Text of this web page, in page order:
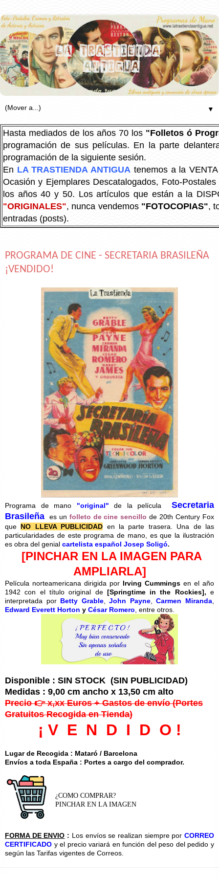
▼
Hasta mediados de los años 70 los "Folletos ó
programación de sus películas. En la parte
programación de la siguiente sesión.
En LA TRASTIENDA ANTIGUA tenemos a la
Ocasión y Ejemplares Descatalogados, Foto-
los años 40 y 50. Los artículos que están a la
"ORIGINALES", nunca vendemos "FOTOCOPIAS",
entradas (posts).
PROGRAMA DE CINE - SECRETARIA BRASILEÑA
¡VENDIDO!
Programa de mano "original" de la película Secretaria
Brasileña es un folleto de cine sencillo de 20th Century Fox
que NO LLEVA PUBLICIDAD en la parte trasera. Una de las
particularidades de este programa de mano, es que la ilustración
es obra del genial cartelista español Josep Soligó.
[PINCHAR EN LA IMAGEN PARA
AMPLIARLA]
Película norteamericana dirigida por Irving Cummings en el año
1942 con el título original de [Springtime in the Rockies],e
interpretada por Betty Grable,John Payne, Carmen Miranda
Edward Everett Horton y César Romero entre otros.
Disponible : SIN STOCK (SIN PUBLICIDAD)
Medidas : 9,00 cm ancho x 13,50 cm alto
Precio 👉 x,xx Euros + Gastos de envío (Portes
Gratuitos Recogida en Tienda)
¡ V E N D I D O !
Lugar de Recogida : Mataró / Barcelona
Envíos a toda España : Portes a cargo del comprador.
¿COMO COMPRAR?
PINCHAR EN LA IMAGEN
FORMA DE ENVIO : Los envíos se realizan siempre porCORREO
CERTIFICADO y el precio variará en función del peso del pedido y
según las Tarifas vigentes de Correos.